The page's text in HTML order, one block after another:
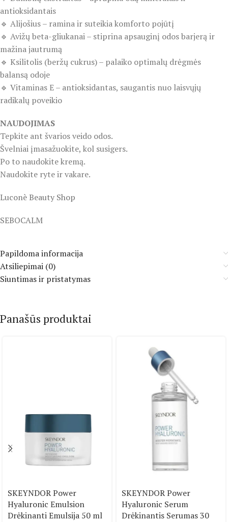
antioksidantais
🔹 Alijošius – ramina ir suteikia komforto pojūtį
🔹 Avižų beta-gliukanai – stiprina apsauginį odos barjerą ir
mažina jautrumą
🔹 Ksilitolis (beržų cukrus) – palaiko optimalų drėgmės
balansą odoje
🔹 Vitaminas E – antioksidantas, saugantis nuo laisvųjų
radikalų poveikio
NAUDOJIMAS
Tepkite ant švarios veido odos.
Švelniai įmasažuokite, kol susigers.
Po to naudokite kremą.
Naudokite ryte ir vakare.
Luconè Beauty Shop
SEBOCALM
Papildoma informacija
Atsiliepimai (0)
Siuntimas ir pristatymas
Panašūs produktai
SKEYNDOR Power
Hyaluronic Emulsion
Drėkinanti Emulsija 50 ml
SKEYNDOR Power
Hyaluronic Serum
Drėkinantis Serumas 30